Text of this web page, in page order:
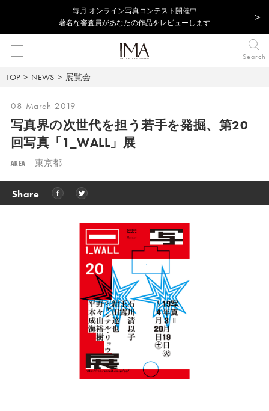
毎⽉ オンライン写真コンテスト開催中
著名な審査員があなたの作品をレビューします
Search
TOP NEWS 展覧会
08 March 2019
写真界の次世代を担う若手を発掘、 第20
回写真「1_WALL」展
AREA 東京都
Share